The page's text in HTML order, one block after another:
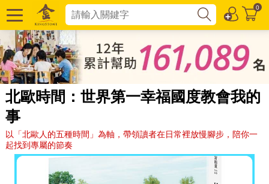
0
北歐時間：世界第一幸福國度教會我的
事
以「北歐人的五種時間」為軸，帶領讀者在日常裡放慢腳步，陪你一
起找到專屬的節奏